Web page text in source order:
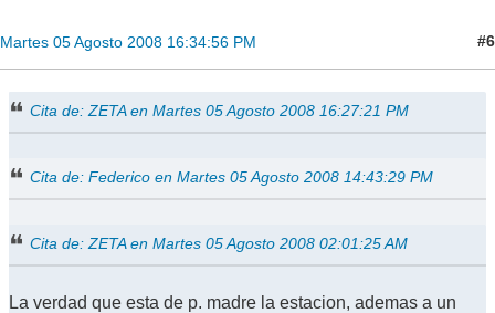
Martes 05 Agosto 2008 16:34:56 PM #6
Cita de: ZETA en Martes 05 Agosto 2008 16:27:21 PM
Cita de: Federico en Martes 05 Agosto 2008 14:43:29 PM
Cita de: ZETA en Martes 05 Agosto 2008 02:01:25 AM
La verdad que esta de p. madre la estacion, ademas a un